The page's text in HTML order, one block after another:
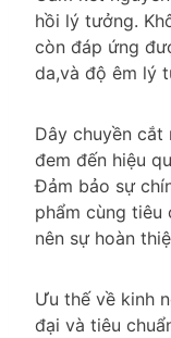
hồi lý tưởng.
còn đáp ứng
da,và độ êm lý
Dây chuyền cắt
đem đến hiệu
Đảm bảo sự
phẩm cùng tiêu
nên sự hoàn
Ưu thế về kinh
đại và tiêu